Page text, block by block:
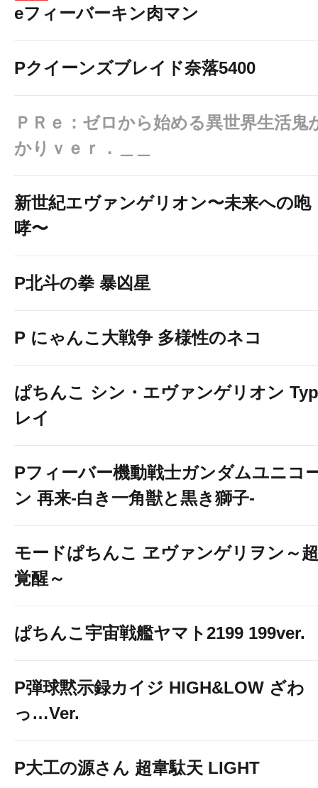
eフィーバーキン肉マン
Pクイーンズブレイド奈落5400
ＰＲｅ：ゼロから始める異世界生活鬼
かりｖｅｒ．＿＿
新世紀エヴァンゲリオン〜未来への咆
哮〜
P北斗の拳 暴凶星
P にゃんこ大戦争 多様性のネコ
ぱちんこ シン・エヴァンゲリオン
レイ
Pフィーバー機動戦士ガンダムユニコ
ン 再来-白き一角獣と黒き獅子-
モードぱちんこ ヱヴァンゲリヲン～超
覚醒～
ぱちんこ宇宙戦艦ヤマト2199 199ver.
P弾球黙示録カイジ HIGH&LOW ざわ
っ…Ver.
P大工の源さん 超韋駄天 LIGHT